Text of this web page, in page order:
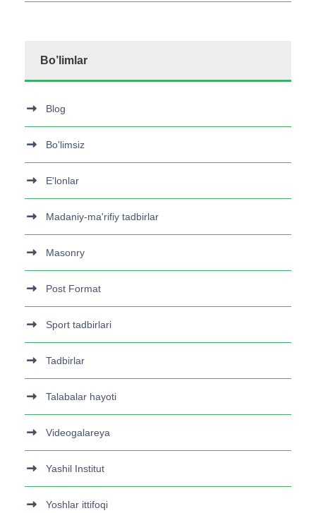
Bo’limlar
Blog
Bo'limsiz
E'lonlar
Madaniy-ma'rifiy tadbirlar
Masonry
Post Format
Sport tadbirlari
Tadbirlar
Talabalar hayoti
Videogalareya
Yashil Institut
Yoshlar ittifoqi